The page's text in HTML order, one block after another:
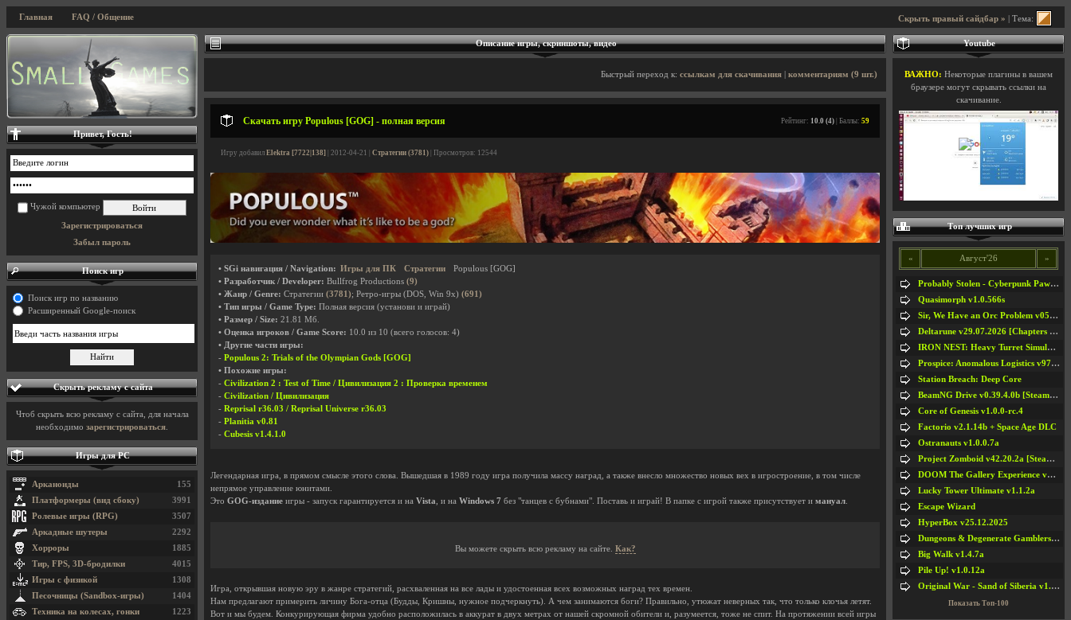
Скрыть правый сайдбар » | Тема:
Главная FAQ / Общение
Описание игры, скриншоты, видео
Быстрый переход к: ссылкам для скачивания комментариям (9 шт.)
Скачать игру Populous [GOG] - полная версия Рейтинг: 10.0 (4) | Баллы: 59
Игру добавил Elektra [7722|138] | 2012-04-21 | Стратегии (3781) | Просмотров: 12544
• SGi навигация / Navigation: Игры для ПК Стратегии
Populous [GOG]
• Разработчик / Developer: Bullfrog Productions (9)
• Жанр / Genre: Стратегии (3781); Ретро-игры (DOS, Win 9x) (691)
• Тип игры / Game Type: Полная версия (установи и играй)
• Размер / Size: 21.81 Мб.
• Оценка игроков / Game Score: 10.0 из 10 (всего голосов: 4)
• Другие части игры:
- Populous 2: Trials of the Olympian Gods [GOG]
• Похожие игры:
- Civilization 2 : Test of Time / Цивилизация 2 : Проверка временем
- Civilization / Цивилизация
- Reprisal r36.03 / Reprisal Universe r36.03
- Planitia v0.81
- Cubesis v1.4.1.0
Легендарная игра, в прямом смысле этого слова. Вышедшая в 1989 году игра получила массу наград, а также внесло множество новых вех в игростроение, в том числе
непрямое управление юнитами.
Это GOG-издание игры - запуск гарантируется и на Vista, и на Windows 7 без "танцев с бубнами". Поставь и играй! В папке с игрой также присутствует и мануал.
Вы можете скрыть всю рекламу на сайте. Как?
Игра, открывшая новую эру в жанре стратегий, расхваленная на все лады и удостоенная всех возможных наград тех времен.
Нам предлагают примерить личину Бога-отца (Будды, Кришны, нужное подчеркнуть). А чем занимаются боги? Правильно, утюжат неверных так, что только клочья летят.
Вот и мы будем. Конкурирующая фирма удобно расположилась в аккурат в двух метрах от нашей скромной обители и, разумеется, тоже не спит. На протяжении всей игры
Привет, Гость!
Чужой компьютер
Зарегистрироваться
Забыл пароль
Поиск игр
Поиск игр по названию
Расширенный Google-поиск
Скрыть рекламу с сайта
Чтоб скрыть всю рекламу с сайта, для начала
необходимо зарегистрироваться
Игры для PC
155
Арканоиды
3991
Платформеры (вид сбоку)
3507
Ролевые игры (RPG)
2292
Аркадные шутеры
1885
Хорроры
4015
Тир, FPS, 3D-бродилки
1308
Игры с физикой
1404
Песочницы (Sandbox-игры)
1223
Техника на колесах, гонки
Youtube
ВАЖНО: Некоторые плагины в вашем
браузере могут скрывать ссылки на
скачивание.
Топ лучших игр
« Август'26 »
Probably Stolen - Cyberpunk Pawnshop Simulator v048c [Playtest]
Quasimorph v1.0.566s
Sir, We Have an Orc Problem v05.08.2026
Deltarune v29.07.2026 [Chapters 1-5] / + RUS [Chapters 1-5]
IRON NEST: Heavy Turret Simulator v1.0a
Prospice: Anomalous Logistics v97 [Playtest]
Station Breach: Deep Core
BeamNG Drive v0.39.4.0b [Steam Early Access]
Core of Genesis v1.0.0-rc.4
Factorio v2.1.14b + Space Age DLC
Ostranauts v1.0.0.7a
Project Zomboid v42.20.2a [Steam Early Access]
DOOM The Gallery Experience v1.4.2
Lucky Tower Ultimate v1.1.2a
Escape Wizard
HyperBox v25.12.2025
Dungeons & Degenerate Gamblers v2.0.2a
Big Walk v1.4.7a
Pile Up! v1.0.12a
Original War - Sand of Siberia v1.6.30
Показать Топ-100